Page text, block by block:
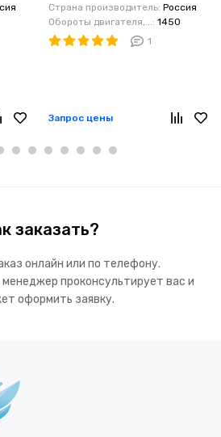
Страна производитель: Россия
Обороты двигателя,...: 1450
1
Запрос цены
заказать?
онлайн или по телефону.
проконсультирует вас и
оформить заявку.